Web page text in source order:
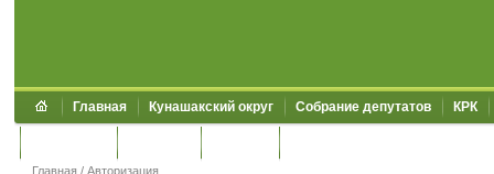
Главная Кунашакский округ Собрание депутатов КРК
Главная / Авторизация